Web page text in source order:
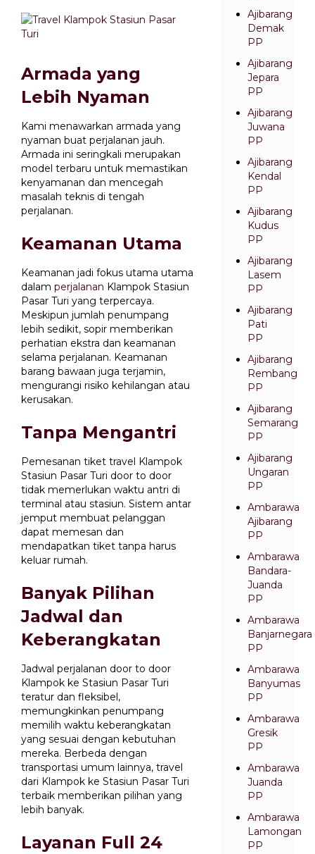
Armada yang
Lebih Nyaman
Kami menawarkan armada yang
nyaman buat perjalanan jauh.
Armada ini seringkali merupakan
model terbaru untuk memastikan
kenyamanan dan mencegah
masalah teknis di tengah
perjalanan.
Keamanan Utama
Keamanan jadi fokus utama utama
dalam perjalanan Klampok Stasiun
Pasar Turi yang terpercaya.
Meskipun jumlah penumpang
lebih sedikit, sopir memberikan
perhatian ekstra dan keamanan
selama perjalanan. Keamanan
barang bawaan juga terjamin,
mengurangi risiko kehilangan atau
kerusakan.
Tanpa Mengantri
Pemesanan tiket travel Klampok
Stasiun Pasar Turi door to door
tidak memerlukan waktu antri di
terminal atau stasiun. Sistem antar
jemput membuat pelanggan
dapat memesan dan
mendapatkan tiket tanpa harus
keluar rumah.
Banyak Pilihan
Jadwal dan
Keberangkatan
Jadwal perjalanan door to door
Klampok ke Stasiun Pasar Turi
teratur dan fleksibel,
memungkinkan penumpang
memilih waktu keberangkatan
yang sesuai dengan kebutuhan
mereka. Berbeda dengan
transportasi umum lainnya, travel
dari Klampok ke Stasiun Pasar Turi
terbaik memberikan pilihan yang
lebih banyak.
Layanan Full 24
Ajibarang
Demak
PP
Ajibarang
Jepara
PP
Ajibarang
Juwana
PP
Ajibarang
Kendal
PP
Ajibarang
Kudus
PP
Ajibarang
Lasem
PP
Ajibarang
Pati
PP
Ajibarang
Rembang
PP
Ajibarang
Semarang
PP
Ajibarang
Ungaran
PP
Ambarawa
Ajibarang
PP
Ambarawa
Bandara-
Juanda
PP
Ambarawa
Banjarnegara
PP
Ambarawa
Banyumas
PP
Ambarawa
Gresik
PP
Ambarawa
Juanda
PP
Ambarawa
Lamongan
PP